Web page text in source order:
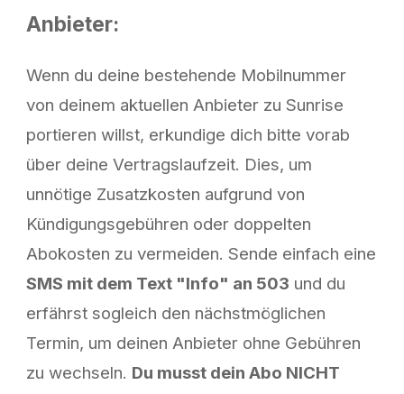
Anbieter:
Wenn du deine bestehende Mobilnummer
von deinem aktuellen Anbieter zu Sunrise
portieren willst, erkundige dich bitte vorab
über deine Vertragslaufzeit. Dies, um
unnötige Zusatzkosten aufgrund von
Kündigungsgebühren oder doppelten
Abokosten zu vermeiden. Sende einfach eine
SMS mit dem Text "Info" an 503 und du
erfährst sogleich den nächstmöglichen
Termin, um deinen Anbieter ohne Gebühren
zu wechseln. Du musst dein Abo NICHT